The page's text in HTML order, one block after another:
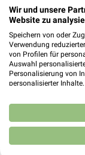
Wir und unsere
Website zu
Speichern von oder
Verwendung
von Profilen für
Auswahl
Personalisierung von
personalisierter
Kombinationen von
Verbesserung der
von Inhalten.
Daten können